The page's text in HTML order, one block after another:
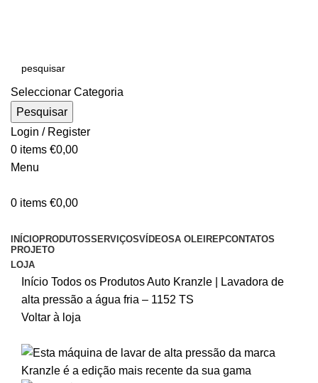
Seleccionar Categoria
Pesquisar
Login / Register
0 items €0,00
Menu
0 items €0,00
INÍCIOPRODUTOSSERVIÇOSVÍDEOSA OLEIREPCONTATOS
PROJETO
LOJA
Início Todos os ProdutosAuto Kranzle | Lavadora de
alta pressão a água fria – 1152 TS
Voltar à loja